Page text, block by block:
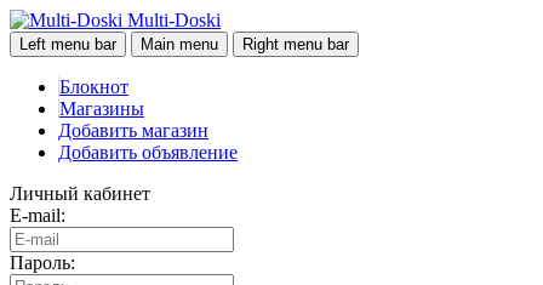
Multi-Doski
Left menu bar Main menu Right menu bar
Блокнот
Магазины
Добавить магазин
Добавить объявление
Личный кабинет
E-mail:
Пароль: